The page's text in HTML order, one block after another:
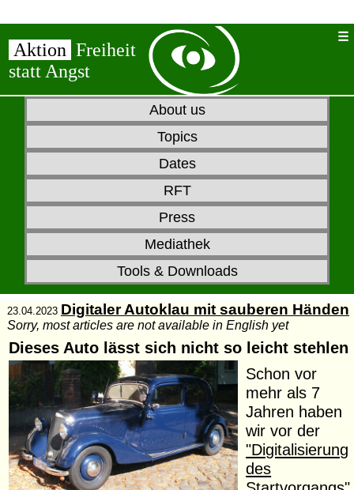
Aktion Freiheit
statt Angst
About us
Topics
Dates
RFT
Press
Mediathek
Tools & Downloads
23.04.2023 Digitaler Autoklau mit sauberen Händen
Sorry, most articles are not available in English yet
Dieses Auto lässt sich nicht so leicht stehlen
Schon vor
mehr als 7
Jahren haben
wir vor der
"Digitalisierung
des